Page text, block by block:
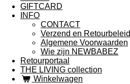
GIFTCARD
INFO
CONTACT
Verzend en Retourbeleid
Algemene Voorwaarden
Wie zijn NEWBABEZ
Retourportaal
THE LIVING collection
Winkelwagen